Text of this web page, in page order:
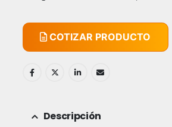
COTIZAR PRODUCTO
Descripción